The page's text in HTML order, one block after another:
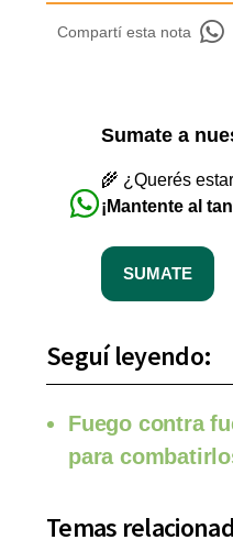
Compartí esta nota
Sumate a
🌾 ¿Querés
¡Mantente al
SUMATE
Seguí leyendo:
Fuego contra
para
Temas